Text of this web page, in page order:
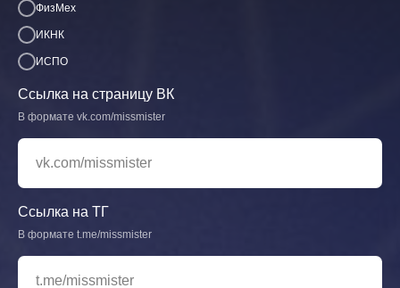
ФизМех
ИКНК
ИСПО
Ссылка на страницу ВК
В формате vk.com/missmister
Ссылка на ТГ
В формате t.me/missmister